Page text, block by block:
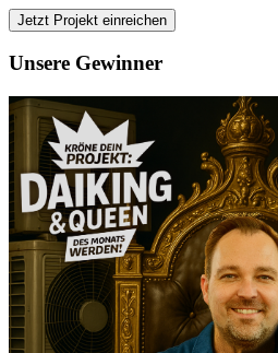
Jetzt Projekt einreichen
Unsere Gewinner